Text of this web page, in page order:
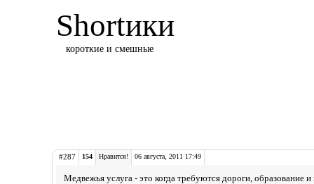
Shortики
короткие и смешные
#287 154 Нравится! 06 августа, 2011 17:49
Медвежья услуга - это когда требуются дороги,